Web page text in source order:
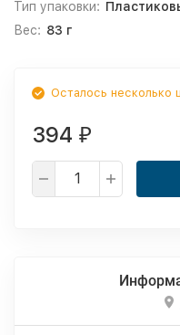
Тип упаковки:
Вес: 83 г
Осталось несколько
394 ₽